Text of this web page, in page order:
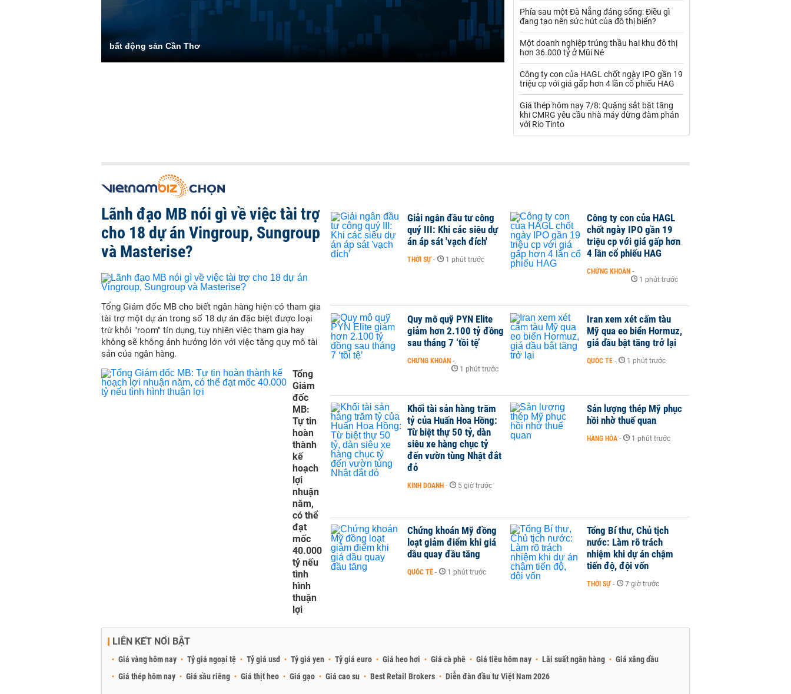
bất động sản Cần Thơ
Thủy hải sản khác
Vàng
VLXD khác
Xi măng - Clynker
Phía sau một Đà Nẵng đáng sống: Điều gì
đang tạo nên sức hút của đô thị biển?
Một doanh nghiệp trúng thầu hai khu đô thị
hơn 36.000 tỷ ở Mũi Né
Công ty con của HAGL chốt ngày IPO gần 19
triệu cp với giá gấp hơn 4 lần cổ phiếu HAG
Giá thép hôm nay 7/8: Quặng sắt bật tăng
khi CMRG yêu cầu nhà máy dừng đàm phán
với Rio Tinto
Lãnh đạo MB nói gì về việc tài trợ
cho 18 dự án Vingroup, Sungroup
và Masterise?
Tổng Giám đốc MB cho biết ngân hàng hiện có tham gia
tài trợ một dự án trong số 18 dự án đặc biệt được loại
trừ khỏi "room" tín dụng, tuy nhiên việc tham gia hay
không sẽ không ảnh hưởng lớn với việc tăng quy mô tài
sản của ngân hàng.
Tổng
Giám
đốc
MB:
Tự tin
hoàn
thành
kế
hoạch
lợi
nhuận
năm,
có thể
đạt
mốc
40.000
tỷ nếu
tình
hình
thuận
lợi
Giải ngân đầu tư công
quý III: Khi các siêu dự
án áp sát 'vạch đích'
THỜI SỰ - 1 phút trước
Công ty con của HAGL
chốt ngày IPO gần 19
triệu cp với giá gấp hơn
4 lần cổ phiếu HAG
CHỨNG KHOÁN -
1 phút trước
Quy mô quỹ PYN Elite
giảm hơn 2.100 tỷ đồng
sau tháng 7 ‘tồi tệ’
CHỨNG KHOÁN -
1 phút trước
Iran xem xét cấm tàu
Mỹ qua eo biển Hormuz,
giá dầu bật tăng trở lại
QUỐC TẾ - 1 phút trước
Khối tài sản hàng trăm
tỷ của Huấn Hoa Hồng:
Từ biệt thự 50 tỷ, dàn
siêu xe hàng chục tỷ
đến vườn tùng Nhật đắt
đỏ
KINH DOANH - 5 giờ trước
Sản lượng thép Mỹ phục
hồi nhờ thuế quan
HÀNG HÓA - 1 phút trước
Chứng khoán Mỹ đồng
loạt giảm điểm khi giá
dầu quay đầu tăng
QUỐC TẾ - 1 phút trước
Tổng Bí thư, Chủ tịch
nước: Làm rõ trách
nhiệm khi dự án chậm
tiến độ, đội vốn
THỜI SỰ - 7 giờ trước
LIÊN KẾT NỔI BẬT
Giá vàng hôm nay Tỷ giá ngoại tệ Tỷ giá usd Tỷ giá yen Tỷ giá euro Giá heo hơi Giá cà phê Giá tiêu hôm nay Lãi suất ngân hàng
Giá xăng dầu
Giá thép hôm nay
Giá sầu riêng Giá thịt heo Giá gạo Giá cao su Best Retail Brokers Diễn đàn đầu tư Việt Nam 2026